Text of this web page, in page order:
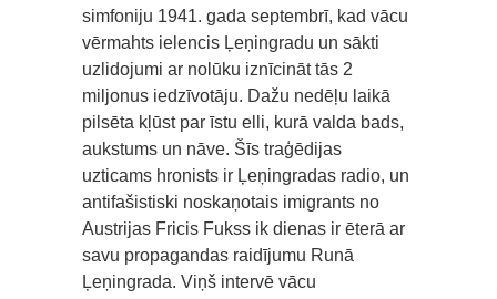
simfoniju 1941. gada septembrī, kad vācu
vērmahts ielencis Ļeņingradu un sākti
uzlidojumi ar nolūku iznīcināt tās 2
miljonus iedzīvotāju. Dažu nedēļu laikā
pilsēta kļūst par īstu elli, kurā valda bads,
aukstums un nāve. Šīs traģēdijas
uzticams hronists ir Ļeņingradas radio, un
antifašistiski noskaņotais imigrants no
Austrijas Fricis Fukss ik dienas ir ēterā ar
savu propagandas raidījumu Runā
Ļeņingrada. Viņš intervē vācu